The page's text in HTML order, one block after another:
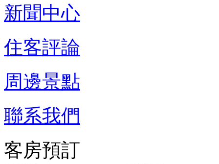
新聞中心
住客評論
周邊景點
聯系我們
客房預訂